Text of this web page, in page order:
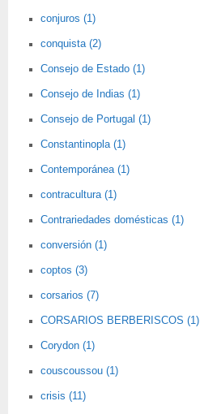
conjuros (1)
conquista (2)
Consejo de Estado (1)
Consejo de Indias (1)
Consejo de Portugal (1)
Constantinopla (1)
Contemporánea (1)
contracultura (1)
Contrariedades domésticas (1)
conversión (1)
coptos (3)
corsarios (7)
CORSARIOS BERBERISCOS (1)
Corydon (1)
couscoussou (1)
crisis (11)